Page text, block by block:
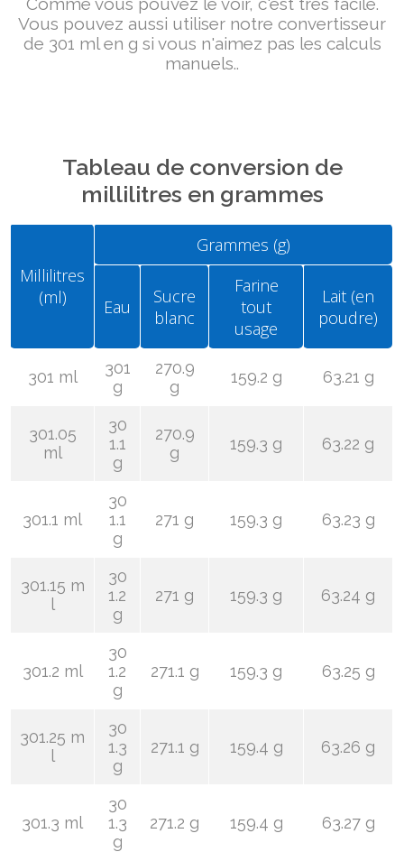
Vous pouvez aussi utiliser notre convertisseur
de 301 ml en g si vous n'aimez pas les calculs
manuels..
Tableau de conversion de
millilitres en grammes
Millilitres
(ml)
Grammes (g)
Eau
Sucre
blanc
Farine
tout
usage
Lait (en
poudre)
301 ml
301
g
270.9
g
159.2 g 63.21 g
301.05
ml
30
1.1
g
270.9
g
159.3 g 63.22 g
301.1 ml
30
1.1
g
271 g 159.3 g 63.23 g
301.15 m
l
30
1.2
g
271 g 159.3 g 63.24 g
301.2 ml
30
1.2
g
271.1 g 159.3 g 63.25 g
301.25 m
l
30
1.3
g
271.1 g 159.4 g 63.26 g
301.3 ml
30
1.3
g
271.2 g 159.4 g 63.27 g